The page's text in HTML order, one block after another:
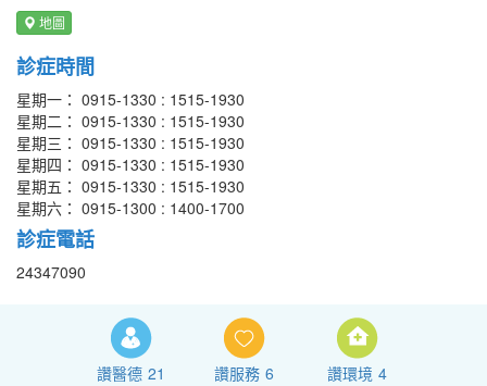
地圖
診症時間
星期一： 0915-1330 : 1515-1930
星期二： 0915-1330 : 1515-1930
星期三： 0915-1330 : 1515-1930
星期四： 0915-1330 : 1515-1930
星期五： 0915-1330 : 1515-1930
星期六： 0915-1300 : 1400-1700
診症電話
24347090
讚醫德 21 讚服務 6 讚環境 4